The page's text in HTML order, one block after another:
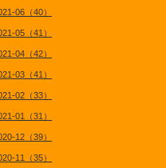
06（40）
05（41）
04（42）
03（41）
02（33）
01（31）
12（39）
11（35）